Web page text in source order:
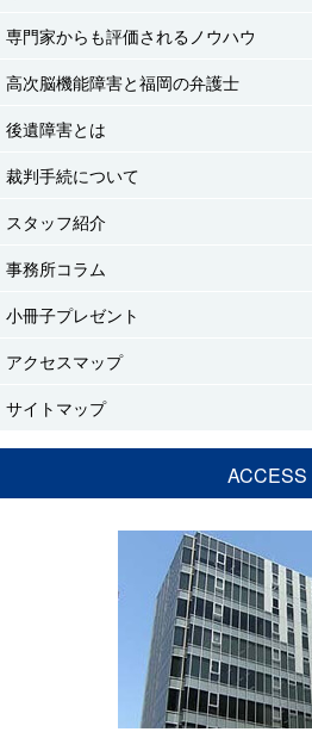
専門家からも評価されるノウハウ
高次脳機能障害と福岡の弁護士
後遺障害とは
裁判手続について
スタッフ紹介
事務所コラム
小冊子プレゼント
アクセスマップ
サイトマップ
ACCESS